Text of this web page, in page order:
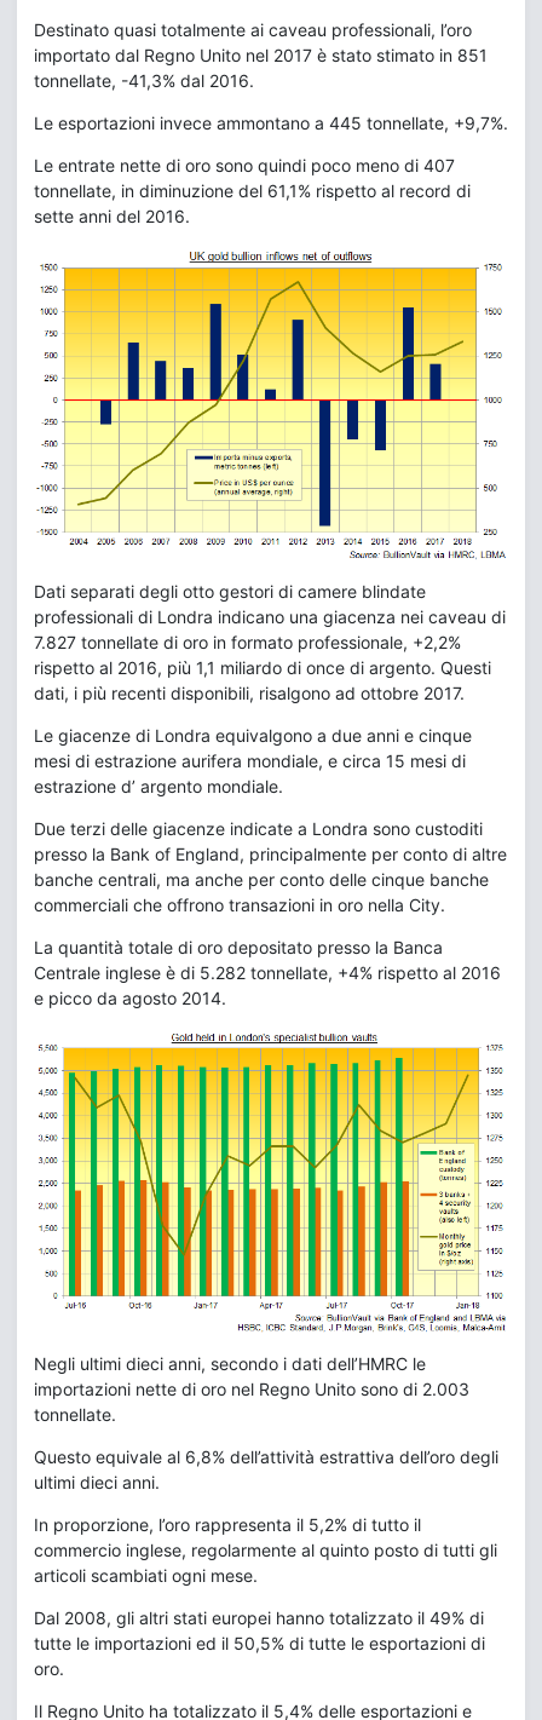
Destinato quasi totalmente ai caveau professionali, l’oro
importato dal Regno Unito nel 2017 è stato stimato in 851
tonnellate, -41,3% dal 2016.
Le esportazioni invece ammontano a 445 tonnellate, +9,7%.
Le entrate nette di oro sono quindi poco meno di 407
tonnellate, in diminuzione del 61,1% rispetto al record di
sette anni del 2016.
Dati separati degli otto gestori di camere blindate
professionali di Londra indicano una giacenza nei caveau di
7.827 tonnellate di oro in formato professionale, +2,2%
rispetto al 2016, più 1,1 miliardo di once di argento. Questi
dati, i più recenti disponibili, risalgono ad ottobre 2017.
Le giacenze di Londra equivalgono a due anni e cinque
mesi di estrazione aurifera mondiale, e circa 15 mesi di
estrazione d’ argento mondiale.
Due terzi delle giacenze indicate a Londra sono custoditi
presso la Bank of England, principalmente per conto di altre
banche centrali, ma anche per conto delle cinque banche
commerciali che offrono transazioni in oro nella City.
La quantità totale di oro depositato presso la Banca
Centrale inglese è di 5.282 tonnellate, +4% rispetto al 2016
e picco da agosto 2014.
Negli ultimi dieci anni, secondo i dati dell’HMRC le
importazioni nette di oro nel Regno Unito sono di 2.003
tonnellate.
Questo equivale al 6,8% dell’attività estrattiva dell’oro degli
ultimi dieci anni.
In proporzione, l’oro rappresenta il 5,2% di tutto il
commercio inglese, regolarmente al quinto posto di tutti gli
articoli scambiati ogni mese.
Dal 2008, gli altri stati europei hanno totalizzato il 49% di
tutte le importazioni ed il 50,5% di tutte le esportazioni di
oro.
Il Regno Unito ha totalizzato il 5,4% delle esportazioni e